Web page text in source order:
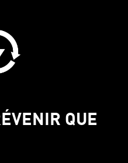
QUE